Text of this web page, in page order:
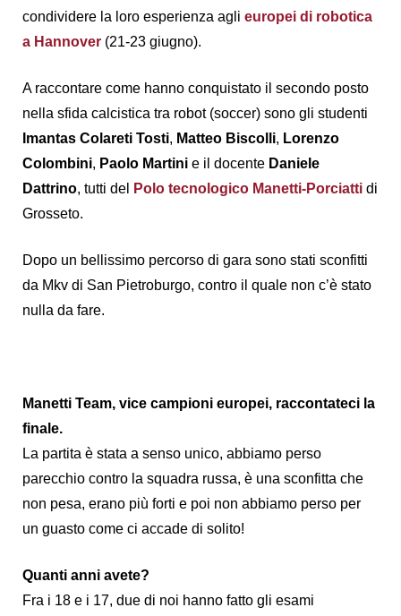
condividere la loro esperienza agli europei di robotica
a Hannover (21-23 giugno).
A raccontare come hanno conquistato il secondo posto
nella sfida calcistica tra robot (soccer) sono gli studenti
Imantas Colareti Tosti, Matteo Biscolli, Lorenzo
Colombini, Paolo Martini e il docente Daniele
Dattrino, tutti del Polo tecnologico Manetti-Porciatti di
Grosseto.
Dopo un bellissimo percorso di gara sono stati sconfitti
da Mkv di San Pietroburgo, contro il quale non c’è stato
nulla da fare.
Manetti Team, vice campioni europei, raccontateci la
finale.
La partita è stata a senso unico, abbiamo perso
parecchio contro la squadra russa, è una sconfitta che
non pesa, erano più forti e poi non abbiamo perso per
un guasto come ci accade di solito!
Quanti anni avete?
Fra i 18 e i 17, due di noi hanno fatto gli esami